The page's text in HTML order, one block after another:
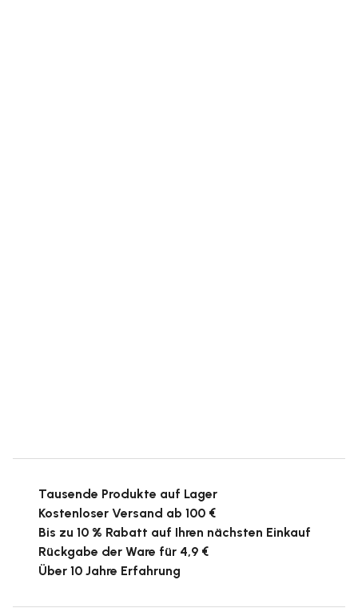
Tausende Produkte auf Lager
Kostenloser Versand ab 100 €
Bis zu 10 % Rabatt auf Ihren nächsten Einkauf
Rückgabe der Ware für 4,9 €
Über 10 Jahre Erfahrung